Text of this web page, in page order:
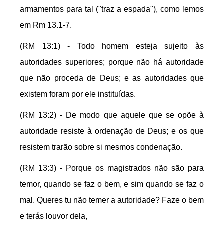
armamentos para tal ("traz a espada"), como lemos
em Rm 13.1-7.
(RM 13:1) - Todo homem esteja sujeito às
autoridades superiores; porque não há autoridade
que não proceda de Deus; e as autoridades que
existem foram por ele instituídas.
(RM 13:2) - De modo que aquele que se opõe à
autoridade resiste à ordenação de Deus; e os que
resistem trarão sobre si mesmos condenação.
(RM 13:3) - Porque os magistrados não são para
temor, quando se faz o bem, e sim quando se faz o
mal. Queres tu não temer a autoridade? Faze o bem
e terás louvor dela,